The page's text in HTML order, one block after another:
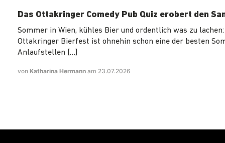
Das Ottakringer Comedy Pub Quiz erobert den
Sommer in Wien, kühles Bier und ordentlich was zu lachen:
Ottakringer Bierfest ist ohnehin schon eine der besten
Anlaufstellen […]
von Katharina Hermann am 23.07.2026